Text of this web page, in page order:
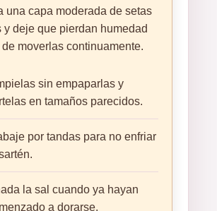
una capa moderada de setas
y deje que pierdan humedad
moverlas continuamente.
sin empaparlas y
en tamaños parecidos.
por tandas para no enfriar
la sal cuando ya hayan
a dorarse.